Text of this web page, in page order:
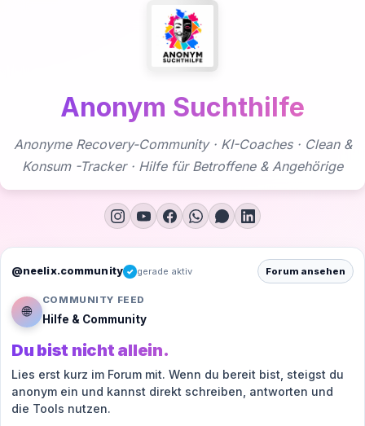
Anonym Suchthilfe
Anonyme Recovery-Community · KI-Coaches · Clean &
Konsum -Tracker · Hilfe für Betroffene & Angehörige
@neelix.community ✓ gerade aktiv Forum ansehen
🌐
COMMUNITY FEED
Hilfe & Community
Du bist nicht allein.
Lies erst kurz im Forum mit. Wenn du bereit bist, steigst du
anonym ein und kannst direkt schreiben, antworten und
die Tools nutzen.